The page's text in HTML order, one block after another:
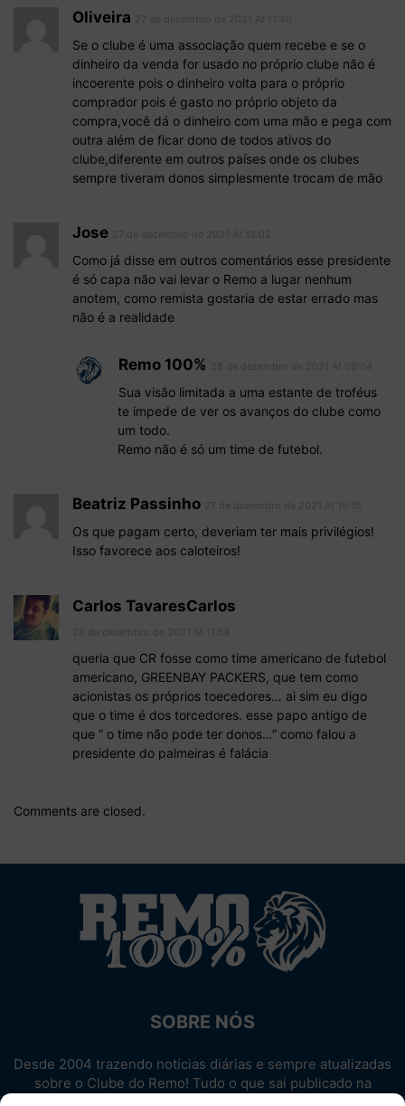
Oliveira
Se o clube é uma associação quem recebe e se o
dinheiro da venda for usado no próprio clube não é
incoerente pois o dinheiro volta para o próprio
comprador pois é gasto no próprio objeto da
compra,você dá o dinheiro com uma mão e pega com
outra além de ficar dono de todos ativos do
clube,diferente em outros países onde os clubes
sempre tiveram donos simplesmente trocam de mão
Jose
Como já disse em outros comentários esse presidente
é só capa não vai levar o Remo a lugar nenhum
anotem, como remista gostaria de estar errado mas
não é a realidade
Remo 100%
Sua visão limitada a uma estante de troféus
te impede de ver os avanços do clube como
um todo.
Remo não é só um time de futebol.
Beatriz Passinho
Os que pagam certo, deveriam ter mais privilégios!
Isso favorece aos caloteiros!
Carlos TavaresCarlos
queria que CR fosse como time americano de futebol
americano, GREENBAY PACKERS, que tem como
acionistas os próprios toecedores… ai sim eu digo
que o time é dos torcedores. esse papo antigo de
que ” o time não pode ter donos…” como falou a
presidente do palmeiras é falácia
Comments are closed.
SOBRE NÓS
Desde 2004 trazendo notícias diárias e sempre atualizadas
sobre o Clube do Remo! Tudo o que sai publicado na